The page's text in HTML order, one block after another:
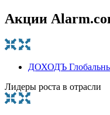
Акции
ДОХОДЪ
Лидеры роста в отрасли